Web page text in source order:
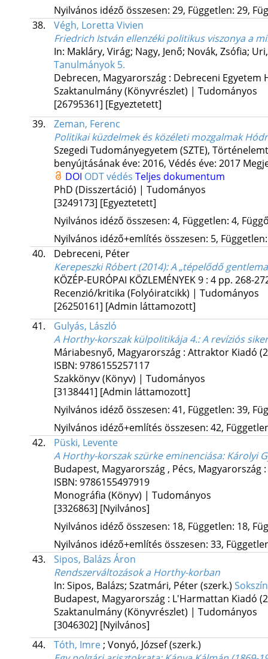
Nyilvános idéző összesen: 29, Független: 29,
38.
Végh, Loretta Vivien
Friedrich István ellenzéki politikus viszonya a
In: Makláry, Virág; Nagy, Jenő; Novák, Zsófia;
Tanulmányok 5.
Debrecen, Magyarország : Debreceni Egyetem
Szaktanulmány (Könyvrészlet) | Tudományos
[26795361] [Egyeztetett]
39.
Zeman, Ferenc
Politikai küzdelmek és közéleti mozgalmak
Szegedi Tudományegyetem (SZTE),
benyújtásának éve: 2016, Védés éve: 2017
DOI ODT védés Teljes dokumentum
PhD (Disszertáció) | Tudományos
[3249173] [Egyeztetett]
Nyilvános idéző összesen: 4, Független: 4,
Nyilvános idéző+említés összesen: 5,
40.
Debreceni, Péter
Kerepeszki Róbert (2014): A „tépelődő
KÖZÉP-EURÓPAI KÖZLEMÉNYEK9: 4 pp. 268-
Recenzió/kritika (Folyóiratcikk) | Tudományos
[26250161] [Admin láttamozott]
41.
Gulyás, László
A Horthy-korszak külpolitikája 4.: A revíziós
Máriabesnyő, Magyarország : Attraktor Kiadó
ISBN: 9786155257117
Szakkönyv (Könyv) | Tudományos
[3138441] [Admin láttamozott]
Nyilvános idéző összesen: 41, Független: 39,
Nyilvános idéző+említés összesen: 42,
42.
Püski, Levente
A Horthy-korszak szürke eminenciása: Károlyi
Budapest, Magyarország , Pécs, Magyarország :
ISBN: 9786155497919
Monográfia (Könyv) | Tudományos
[3326863] [Nyilvános]
Nyilvános idéző összesen: 18, Független: 18,
Nyilvános idéző+említés összesen: 33,
43.
Sipos, Balázs Áron
Rendszerváltozások a Horthy-korban
In: Sipos, Balázs; Szatmári, Péter (szerk.)
Budapest, Magyarország : L'Harmattan Kiadó
Szaktanulmány (Könyvrészlet) | Tudományos
[3046302] [Nyilvános]
44.
Tóth, Imre; Vonyó, József(szerk.)